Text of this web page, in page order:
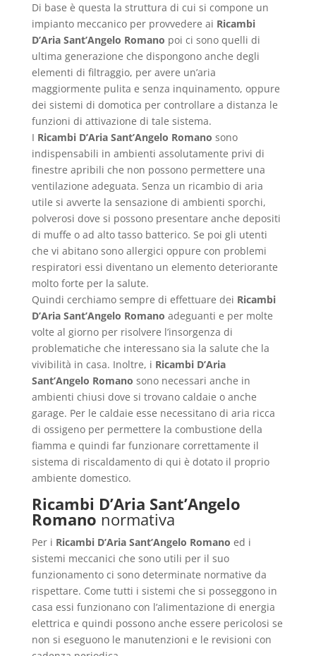
Di base è questa la struttura di cui si compone un
impianto meccanico per provvedere ai Ricambi
D’Aria Sant’Angelo Romano poi ci sono quelli di
ultima generazione che dispongono anche degli
elementi di filtraggio, per avere un’aria
maggiormente pulita e senza inquinamento, oppure
dei sistemi di domotica per controllare a distanza le
funzioni di attivazione di tale sistema.
I Ricambi D’Aria Sant’Angelo Romano sono
indispensabili in ambienti assolutamente privi di
finestre apribili che non possono permettere una
ventilazione adeguata. Senza un ricambio di aria
utile si avverte la sensazione di ambienti sporchi,
polverosi dove si possono presentare anche depositi
di muffe o ad alto tasso batterico. Se poi gli utenti
che vi abitano sono allergici oppure con problemi
respiratori essi diventano un elemento deteriorante
molto forte per la salute.
Quindi cerchiamo sempre di effettuare dei Ricambi
D’Aria Sant’Angelo Romano adeguanti e per molte
volte al giorno per risolvere l’insorgenza di
problematiche che interessano sia la salute che la
vivibilità in casa. Inoltre, i Ricambi D’Aria
Sant’Angelo Romano sono necessari anche in
ambienti chiusi dove si trovano caldaie o anche
garage. Per le caldaie esse necessitano di aria ricca
di ossigeno per permettere la combustione della
fiamma e quindi far funzionare correttamente il
sistema di riscaldamento di qui è dotato il proprio
ambiente domestico.
Ricambi D’Aria Sant’Angelo
Romano normativa
Per i Ricambi D’Aria Sant’Angelo Romano ed i
sistemi meccanici che sono utili per il suo
funzionamento ci sono determinate normative da
rispettare. Come tutti i sistemi che si posseggono in
casa essi funzionano con l’alimentazione di energia
elettrica e quindi possono anche essere pericolosi se
non si eseguono le manutenzioni e le revisioni con